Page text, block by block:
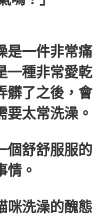
是一件非常痛
一種非常愛乾
髒了之後，會
要太常洗澡。
個舒舒服服的
情。
咪洗澡的醜態